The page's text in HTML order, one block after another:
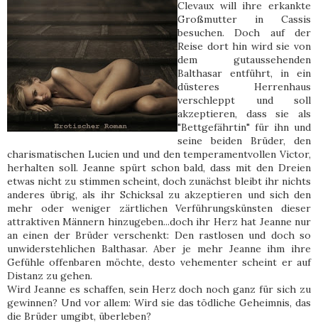
Clevaux will ihre erkankte
Großmutter in Cassis
besuchen. Doch auf der
Reise dort hin wird sie von
dem gutaussehenden
Balthasar entführt, in ein
düsteres Herrenhaus
verschleppt und soll
akzeptieren, dass sie als
"Bettgefährtin" für ihn und
seine beiden Brüder, den
charismatischen Lucien und und den temperamentvollen Victor,
herhalten soll. Jeanne spürt schon bald, dass mit den Dreien
etwas nicht zu stimmen scheint, doch zunächst bleibt ihr nichts
anderes übrig, als ihr Schicksal zu akzeptieren und sich den
mehr oder weniger zärtlichen Verführungskünsten dieser
attraktiven Männern hinzugeben...doch ihr Herz hat Jeanne nur
an einen der Brüder verschenkt: Den rastlosen und doch so
unwiderstehlichen Balthasar. Aber je mehr Jeanne ihm ihre
Gefühle offenbaren möchte, desto vehementer scheint er auf
Distanz zu gehen.
Wird Jeanne es schaffen, sein Herz doch noch ganz für sich zu
gewinnen? Und vor allem: Wird sie das tödliche Geheimnis, das
die Brüder umgibt, überleben?